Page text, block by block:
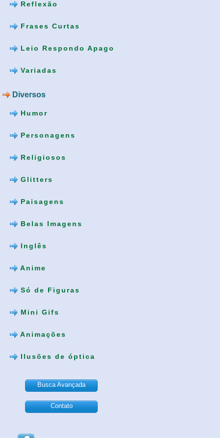
Reflexão
Frases Curtas
Leio Respondo Apago
Variadas
Diversos
Humor
Personagens
Religiosos
Glitters
Paisagens
Belas Imagens
Inglês
Anime
Só de Figuras
Mini Gifs
Animações
Ilusões de óptica
Busca Avançada
Contato